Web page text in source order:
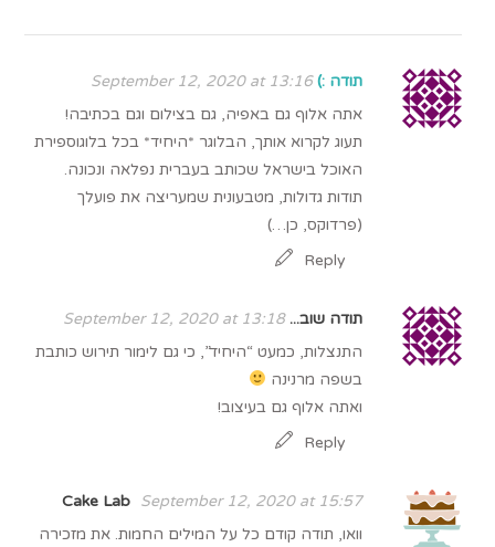
תודה :) September 12, 2020 at 13:16
אתה אלוף גם באפיה, גם בצילום וגם בכתיבה!
תעוג לקרוא אותך, הבלוגר *היחיד* בכל בלוגוספירת
האוכל בישראל שכותב בעברית נפלאה ונכונה.
תודות גדולות, מטבעונית שמעריצה את פועלך
(פרדוקס, כן…)
Reply
תודה שוב... September 12, 2020 at 13:18
התנצלות, כמעט “היחיד”, כי גם לימור תירוש כותבת
בשפה מרנינה
ואתה אלוף גם בעיצוב!
Reply
Cake Lab
September 12, 2020 at 15:57
וואו, תודה קודם כל על המילים החמות. את מזכירה